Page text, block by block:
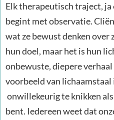
Elk therapeutisch traject, ja
begint met observatie.
wat ze bewust denken over
hun doel, maar het is hun
onbewuste, diepere verhaal
voorbeeld van lichaamstaal
onwillekeurig te knikken als
bent. Iedereen weet dat